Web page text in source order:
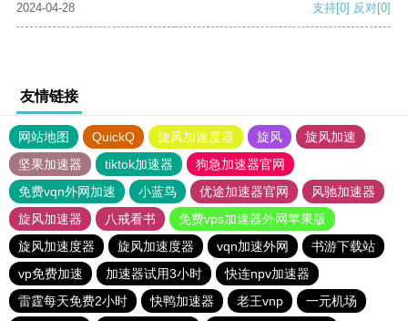
2024-04-28
支持[0] 反对[0]
友情链接
网站地图 QuickQ 旋风加速度器 旋风
旋风加速
坚果加速器
tiktok加速器
狗急加速器官网
免费vqn外网加速
小蓝鸟 优途加速器官网
风驰加速器
旋风加速器
八戒看书
免费vps加速器外网苹果版
旋风加速度器
旋风加速度器 vqn加速外网
书游下载站
vp免费加速
加速器试用3小时
快连npv加速器
雷霆每天免费2小时
快鸭加速器 老王vnp 一元机场